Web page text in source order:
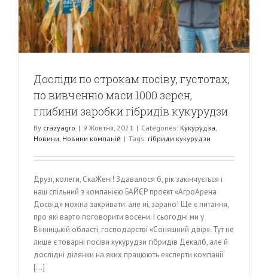
Досліди по строкам посіву, густотах,
по вивченню маси 1000 зерен,
глибини заробки гібридів кукурудзи
By crazyagro | 9 Жовтня, 2021 | Categories: Кукурудза
Новини Новини компаній | Tags: гібриди кукурудзи
Друзі, колеги, СкаЖені! Здавалося б, рік закінчується і
наш спільний з компанією БАЙЄР проєкт «АгроАрена
Досвід» можна закривати: але ні, зарано! Ще є питання,
про які варто поговорити восени. І сьогодні ми у
Вінницькій області, господарстві «Соняшний двір». Тут не
лише є товарні посіви кукурудзи гібридів Декалб, але й
дослідні ділянки на яких працюють експерти компанії
[...]